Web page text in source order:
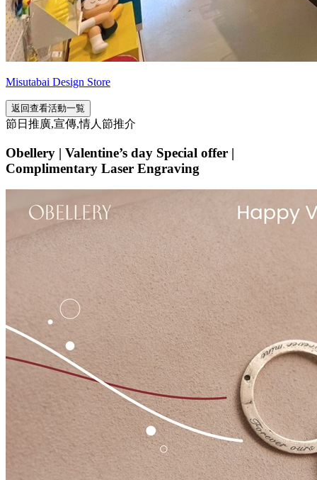
Misutabai Design Store
返回查看活動一覧
節日推廣,宣傳,情人節推介
Obellery | Valentine’s day Special offer |
Complimentary Laser Engraving